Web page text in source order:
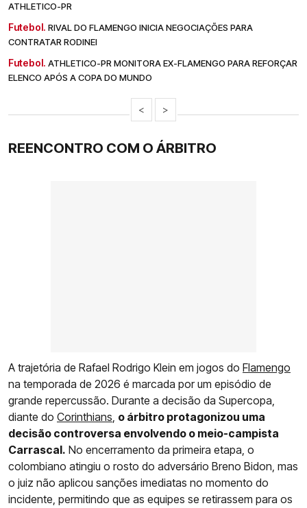
ATHLETICO-PR
Futebol. RIVAL DO FLAMENGO INICIA NEGOCIAÇÕES PARA
CONTRATAR RODINEI
Futebol. ATHLETICO-PR MONITORA EX-FLAMENGO PARA REFORÇAR
ELENCO APÓS A COPA DO MUNDO
< >
REENCONTRO COM O ÁRBITRO
A trajetória de Rafael Rodrigo Klein em jogos do Flamengo
na temporada de 2026 é marcada por um episódio de
grande repercussão. Durante a decisão da Supercopa,
diante do Corinthians, o árbitro protagonizou uma
decisão controversa envolvendo o meio-campista
Carrascal. No encerramento da primeira etapa, o
colombiano atingiu o rosto do adversário Breno Bidon, mas
o juiz não aplicou sanções imediatas no momento do
incidente, permitindo que as equipes se retirassem para os